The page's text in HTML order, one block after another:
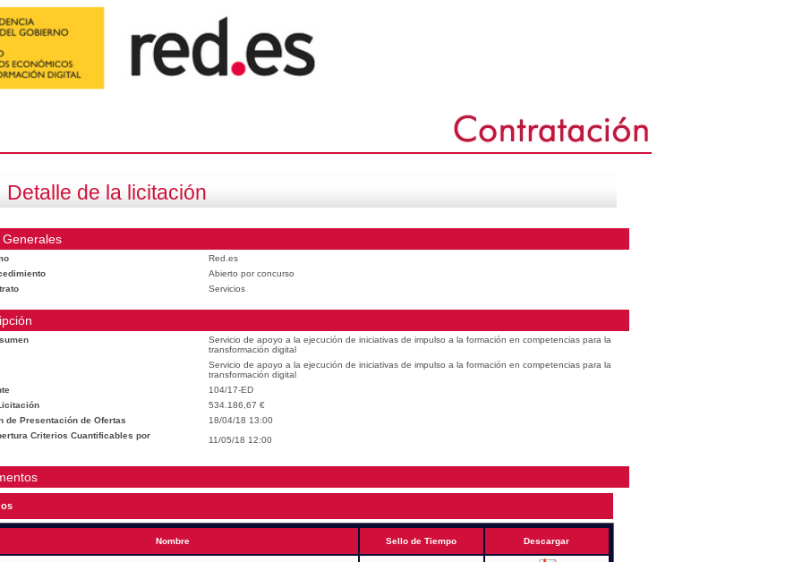
Detalle de la licitación
Generales
Red.es
Abierto por concurso
Servicios
Servicio de apoyo a la ejecución de iniciativas de impulso a la formación en competencias para la
transformación digital
Servicio de apoyo a la ejecución de iniciativas de impulso a la formación en competencias para la
transformación digital
104/17-ED
534.186,67 €
de Presentación de Ofertas
18/04/18 13:00
Criterios Cuantificables por
11/05/18 12:00
Nombre Sello de Tiempo Descargar